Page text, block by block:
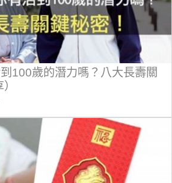
100歲的潛力嗎？八大長壽關